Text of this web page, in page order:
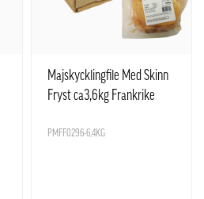
Majskycklingfile Med Skinn
Fryst ca3,6kg Frankrike
PMFF0296-6,4KG